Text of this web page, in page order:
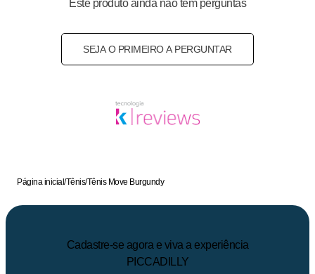
Este produto ainda não tem perguntas
SEJA O PRIMEIRO A PERGUNTAR
Página inicial/Tênis/Tênis Move Burgundy
Cadastre-se agora e viva a experiência
PICCADILLY